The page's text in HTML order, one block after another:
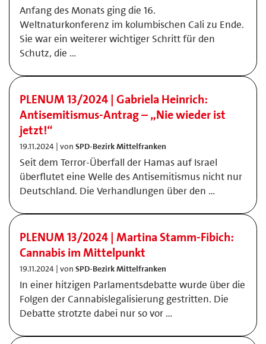
Anfang des Monats ging die 16.
Weltnaturkonferenz im kolumbischen Cali zu Ende.
Sie war ein weiterer wichtiger Schritt für den
Schutz, die …
PLENUM 13/2024 | Gabriela Heinrich:
Antisemitismus-Antrag – „Nie wieder ist
jetzt!“
19.11.2024 | von SPD-Bezirk Mittelfranken
Seit dem Terror-Überfall der Hamas auf Israel
überflutet eine Welle des Antisemitismus nicht nur
Deutschland. Die Verhandlungen über den …
PLENUM 13/2024 | Martina Stamm-Fibich:
Cannabis im Mittelpunkt
19.11.2024 | von SPD-Bezirk Mittelfranken
In einer hitzigen Parlamentsdebatte wurde über die
Folgen der Cannabislegalisierung gestritten. Die
Debatte strotzte dabei nur so vor …